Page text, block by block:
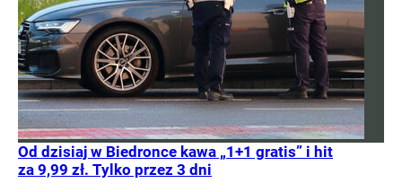
Od dzisiaj w Biedronce kawa „1+1 gratis” i hit
za 9,99 zł. Tylko przez 3 dni